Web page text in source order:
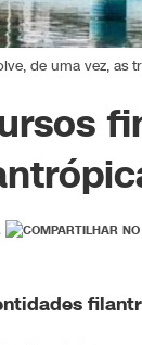
de uma vez,